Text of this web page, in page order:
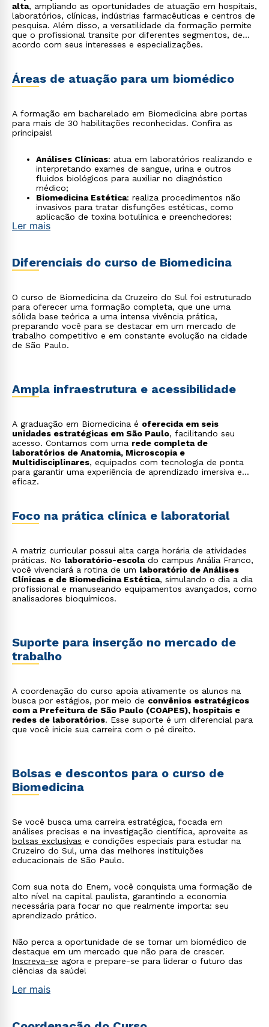
alta, ampliando as oportunidades de atuação em hospitais,
laboratórios, clínicas, indústrias farmacêuticas e centros de
pesquisa. Além disso, a versatilidade da formação permite
que o profissional transite por diferentes segmentos, de
acordo com seus interesses e especializações.
Áreas de atuação para um biomédico
A formação em bacharelado em Biomedicina abre portas
para mais de 30 habilitações reconhecidas. Confira as
principais!
Análises Clínicas: atua em laboratórios realizando e
interpretando exames de sangue, urina e outros
fluidos biológicos para auxiliar no diagnóstico
médico;
Biomedicina Estética: realiza procedimentos não
invasivos para tratar disfunções estéticas, como
aplicação de toxina botulínica e preenchedores;
Genética e Biologia Molecular
por imagem, como ressonância magnética e
fertilização, realizando procedimentos como a
manipulação de gametas e embriões;
Perfusão Extracorpórea: opera a máquina coração-
pulmão durante cirurgias cardíacas, mantendo a
circulação e a oxigenação do sangue do paciente;
Vigilância Sanitária: inspeciona e fiscaliza a
qualidade de alimentos, medicamentos e ambientes
Ler mais
Diferenciais do curso de Biomedicina
O curso de Biomedicina da Cruzeiro do Sul foi estruturado
para oferecer uma formação completa, que une uma
sólida base teórica a uma intensa vivência prática,
preparando você para se destacar em um mercado de
trabalho competitivo e em constante evolução na cidade
de São Paulo.
Ampla infraestrutura e acessibilidade
A graduação em Biomedicina é oferecida em seis
unidades estratégicas em São Paulo, facilitando seu
acesso. Contamos com uma rede completa de
laboratórios de Anatomia, Microscopia e
Multidisciplinares, equipados com tecnologia de ponta
para garantir uma experiência de aprendizado imersiva e
eficaz.
Foco na prática clínica e laboratorial
A matriz curricular possui alta carga horária de atividades
práticas. No laboratório-escolado campus Anália Franco,
você vivenciará a rotina de um laboratório de Análises
Clínicas e de Biomedicina Estética, simulando o dia a dia
profissional e manuseando equipamentos avançados, como
analisadores bioquímicos.
Suporte para inserção no mercado de
trabalho
A coordenação do curso apoia ativamente os alunos na
busca por estágios, por meio de convênios estratégicos
com a Prefeitura de São Paulo (COAPES), hospitais e
redes de laboratórios. Esse suporte é um diferencial para
que você inicie sua carreira com o pé direito.
Bolsas e descontos para o curso de
Biomedicina
Se você busca uma carreira estratégica, focada em
análises precisas e na investigação científica, aproveite as
bolsas exclusivas e condições especiais para estudar na
Cruzeiro do Sul, uma das melhores instituições
educacionais de São Paulo.
Com sua nota do Enem, você conquista uma formação de
alto nível na capital paulista, garantindo a economia
necessária para focar no que realmente importa: seu
aprendizado prático.
Não perca a oportunidade de se tornar um biomédico de
destaque em um mercado que não para de crescer.
Inscreva-se agora e prepare-se para liderar o futuro das
ciências da saúde!
Ler mais